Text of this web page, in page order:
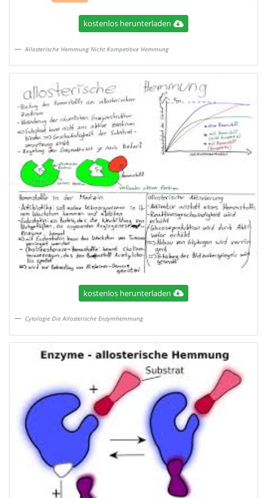
kostenlos herunterladen
Allosterische Hemmung Nicht Kompetitive Hemmung
kostenlos herunterladen
Cytologie Die Allosterische Enzymhemmung